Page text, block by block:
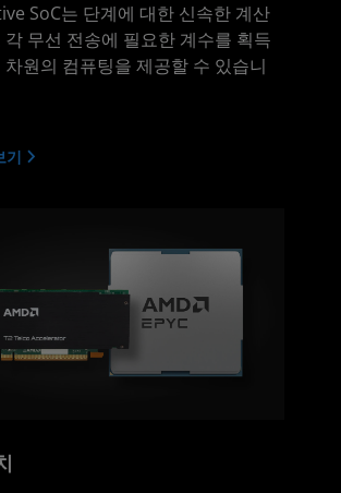
SoC는 단계에 대한 신속한 계산
무선 전송에 필요한 계수를 획득
원의 컴퓨팅을 제공할 수 있습니
기